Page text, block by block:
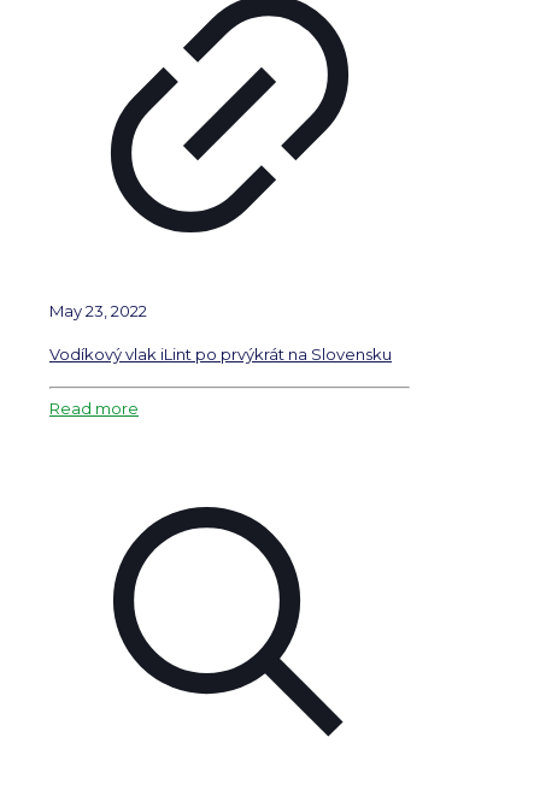
May 23, 2022
Vodíkový vlak iLint po prvýkrát na Slovensku
Read more